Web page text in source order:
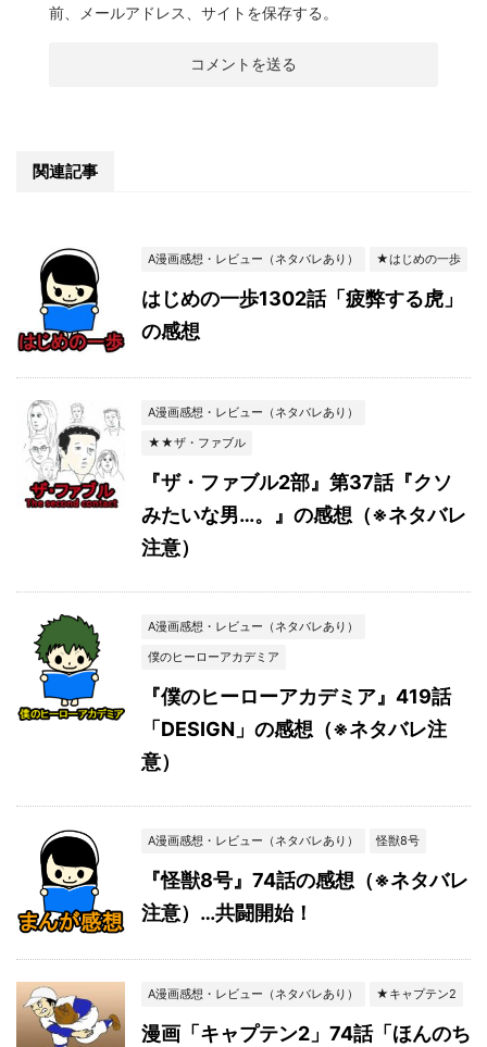
前、メールアドレス、サイトを保存する。
関連記事
A漫画感想・レビュー（ネタバレあり） ★はじめの一歩
はじめの一歩1302話「疲弊する虎」
の感想
A漫画感想・レビュー（ネタバレあり）
★★ザ・ファブル
『ザ・ファブル2部』第37話『クソ
みたいな男…。』の感想（※ネタバレ
注意）
A漫画感想・レビュー（ネタバレあり）
僕のヒーローアカデミア
『僕のヒーローアカデミア』419話
「DESIGN」の感想（※ネタバレ注
意）
A漫画感想・レビュー（ネタバレあり） 怪獣8号
『怪獣8号』74話の感想（※ネタバレ
注意）…共闘開始！
A漫画感想・レビュー（ネタバレあり） ★キャプテン2
漫画「キャプテン2」74話「ほんのち